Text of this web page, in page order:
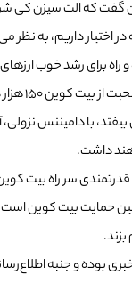
گفت که الت سیزن کی
اختیار داریم، به
و راه برای رشد خوب
برخی از
با دامیننس
داشت.
سر راه بیت کوین
اولین حمایت بیت کوین
بوده و جنبه